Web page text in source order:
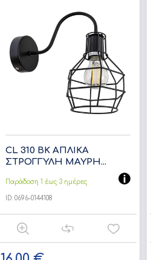
CL 310 BK ΑΠΛΙΚΑ
ΣΤΡΟΓΓΥΛΗ ΜΑΥΡΗ...
Παράδοση 1 έως 3 ημέρες
ID:0696-0144108